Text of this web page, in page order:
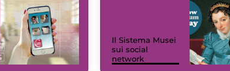
Il Sistema Musei
sui social
network